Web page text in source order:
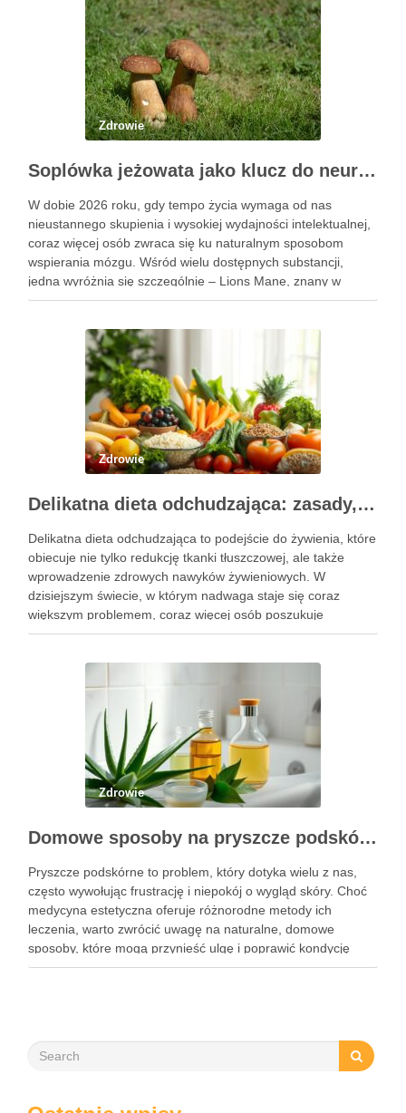
Zdrowie
Soplówka jeżowata jako klucz do neuroregeneracji. Dlaczego Lions Mane podbija świat suplementów
W dobie 2026 roku, gdy tempo życia wymaga od nas
nieustannego skupienia i wysokiej wydajności intelektualnej,
coraz więcej osób zwraca się ku naturalnym sposobom
wspierania mózgu. Wśród wielu dostępnych substancji,
jedna wyróżnia się szczególnie – Lions Mane, znany w
Polsce jako soplówka jeżowata. Ten niezwykły grzyb witalny,
Zdrowie
Delikatna dieta odchudzająca: zasady, jadłospis i efekty
Delikatna dieta odchudzająca to podejście do żywienia, które
obiecuje nie tylko redukcję tkanki tłuszczowej, ale także
wprowadzenie zdrowych nawyków żywieniowych. W
dzisiejszym świecie, w którym nadwaga staje się coraz
większym problemem, coraz więcej osób poszukuje
sposobów na skuteczne i bezpieczne zrzucenie zbędnych
Zdrowie
Domowe sposoby na pryszcze podskórne: skuteczne metody i składniki
Pryszcze podskórne to problem, który dotyka wielu z nas,
często wywołując frustrację i niepokój o wygląd skóry. Choć
medycyna estetyczna oferuje różnorodne metody ich
leczenia, warto zwrócić uwagę na naturalne, domowe
sposoby, które mogą przynieść ulgę i poprawić kondycję
cery. Składniki takie jak miód, cynamon czy aloes mają